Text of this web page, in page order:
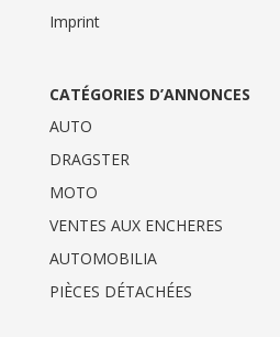
Imprint
CATÉGORIES D’ANNONCES
AUTO
DRAGSTER
MOTO
VENTES AUX ENCHERES
AUTOMOBILIA
PIÈCES DÉTACHÉES